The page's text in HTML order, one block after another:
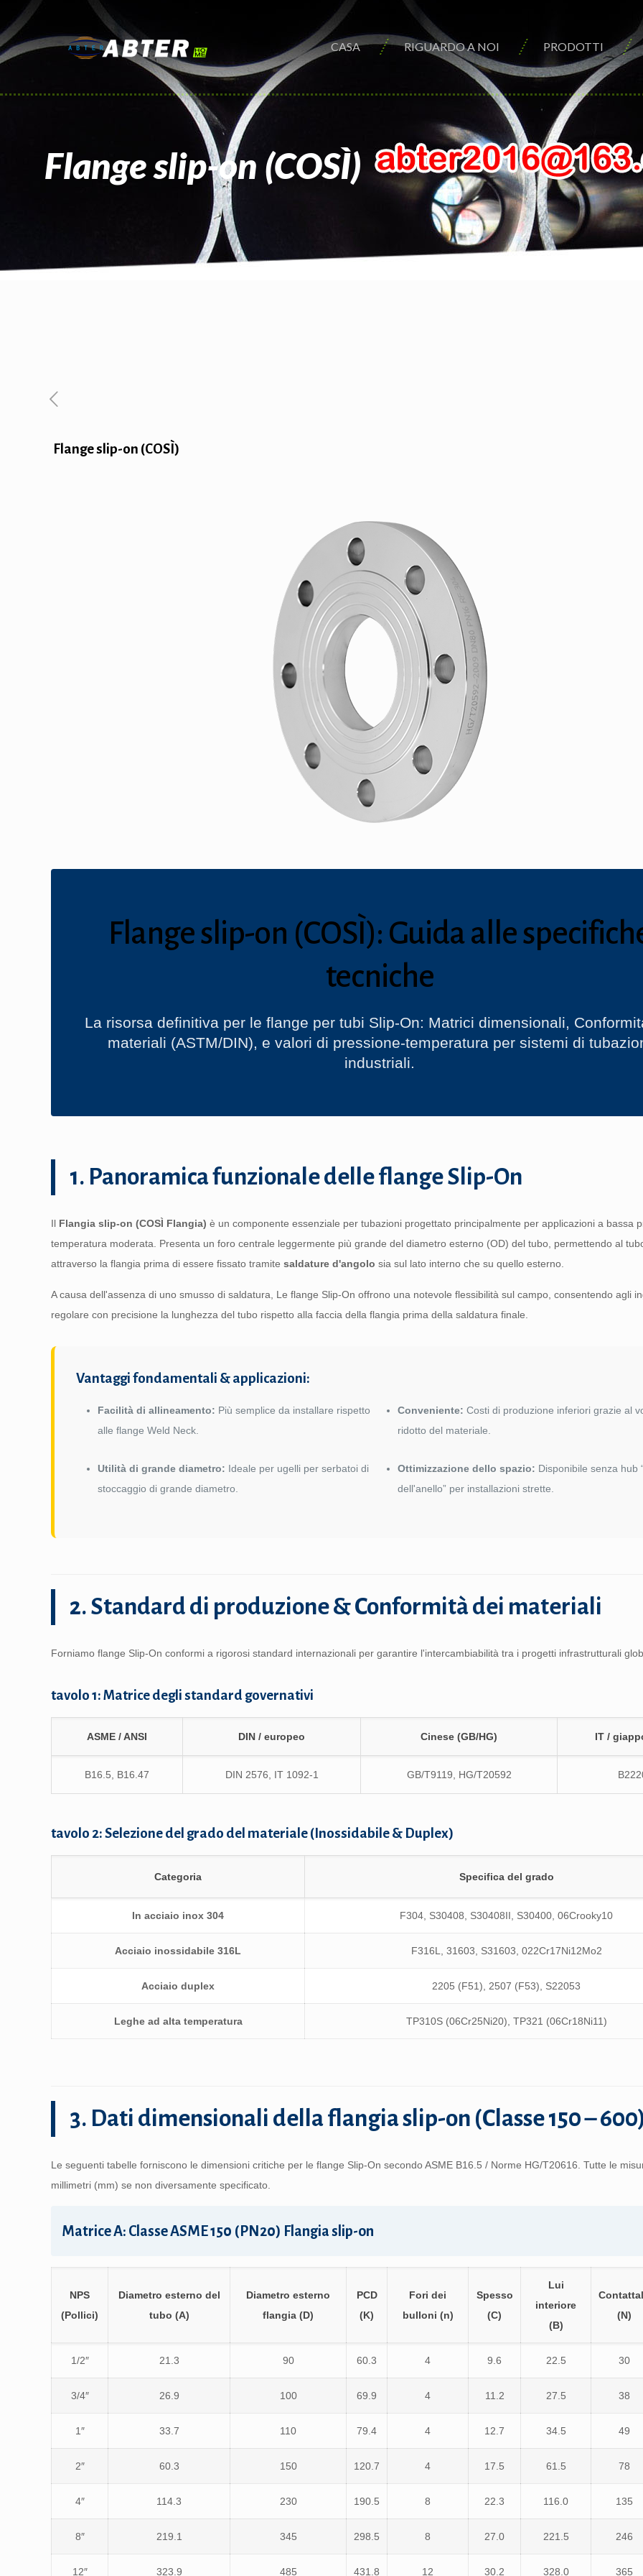
CASA RIGUARDO A NOI PRODOTTI
Flange slip-on (COSÌ)
Flange slip-on (COSÌ)
Flange slip-on (COSÌ): Guida alle
tecniche
La risorsa definitiva per le flange per tubi Slip-On: Matrici dimensionali,
materiali (ASTM/DIN), e valori di pressione-temperatura per sistemi di
industriali.
1. Panoramica funzionale delle flange Slip-On
Il Flangia slip-on (COSÌ Flangia) è un componente essenziale per tubazioni progettato principalmente per applicazioni a bassa
temperatura moderata. Presenta un foro centrale leggermente più grande del diametro esterno (OD) del tubo, permettendo al
attraverso la flangia prima di essere fissato tramitesaldature d'angolo sia sul lato interno che su quello esterno.
A causa dell'assenza di uno smusso di saldatura, Le flange Slip-On offrono una notevole flessibilità sul campo, consentendo agli
regolare con precisione la lunghezza del tubo rispetto alla faccia della flangia prima della saldatura finale.
Vantaggi fondamentali & applicazioni:
Facilità di allineamento: Più semplice da installare rispetto
alle flange Weld Neck.
Conveniente: Costi di produzione inferiori grazie al
ridotto del materiale.
Utilità di grande diametro: Ideale per ugelli per serbatoi di
stoccaggio di grande diametro.
Ottimizzazione dello spazio: Disponibile senza hub
dell'anello” per installazioni strette.
2. Standard di produzione & Conformità dei materiali
Forniamo flange Slip-On conformi a rigorosi standard internazionali per garantire l'intercambiabilità tra i progetti infrastrutturali
tavolo 1: Matrice degli standard governativi
ASME / ANSI DIN / europeo Cinese (GB/HG) IT /
B16.5, B16.47 DIN 2576, IT 1092-1 GB/T9119, HG/T20592
tavolo 2: Selezione del grado del materiale (Inossidabile & Duplex)
Categoria Specifica del grado
In acciaio inox 304 F304, S30408, S30408II, S30400, 06Crooky10
Acciaio inossidabile 316L F316L, 31603, S31603, 022Cr17Ni12Mo2
Acciaio duplex 2205 (F51), 2507 (F53), S22053
Leghe ad alta temperatura TP310S (06Cr25Ni20), TP321 (06Cr18Ni11)
3. Dati dimensionali della flangia slip-on (Classe 150 – 600)
Le seguenti tabelle forniscono le dimensioni critiche per le flange Slip-On secondo ASME B16.5 / Norme HG/T20616. Tutte le
millimetri (mm) se non diversamente specificato.
Matrice A: Classe ASME 150 (PN20) Flangia slip-on
NPS
(Pollici)
Diametro esterno del
tubo (A)
Diametro esterno
flangia (D)
PCD
(K)
Fori dei
bulloni (n)
Spesso
(C)
Lui
interiore
(B)
(N)
1/2″ 21.3 90 60.3 4 9.6 22.5 30
3/4″ 26.9 100 69.9 4 11.2 27.5 38
1″ 33.7 110 79.4 4 12.7 34.5 49
2″ 60.3 150 120.7 4 17.5 61.5 78
4″ 114.3 230 190.5 8 22.3 116.0 135
8″ 219.1 345 298.5 8 27.0 221.5 246
12″ 323.9 485 431.8 12 30.2 328.0 365